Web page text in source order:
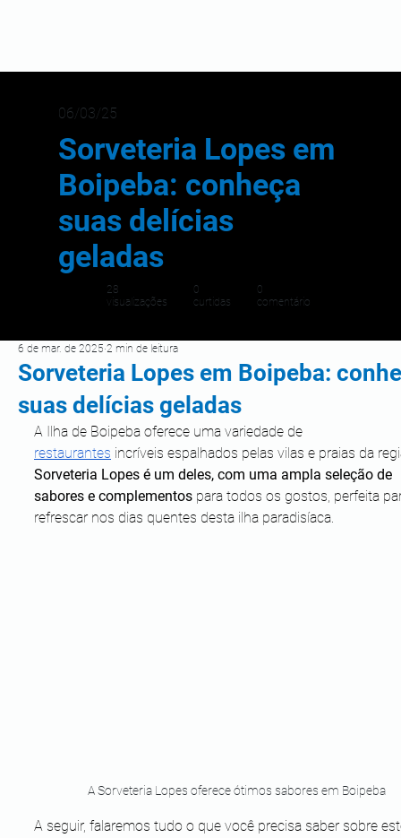
28
visualizações
0
curtidas
0
comentário
Sorveteria Lopes em
Boipeba: conheça
suas delícias
geladas
06/03/25
Sorveteria Lopes em Boipeba:
suas delícias geladas
6 de mar. de 2025 2 min de leitura
A Ilha de Boipeba oferece uma variedade de
restaurantes incríveis espalhados pelas vilas e praias da
Sorveteria Lopes é um deles, com uma ampla seleção de
sabores e complementos para todos os gostos, perfeita
refrescar nos dias quentes desta ilha paradisíaca.
A Sorveteria Lopes oferece ótimos sabores em Boipeba
A seguir, falaremos tudo o que você precisa saber sobre